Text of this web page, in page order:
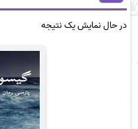
در حال نمایش یک نتیجه